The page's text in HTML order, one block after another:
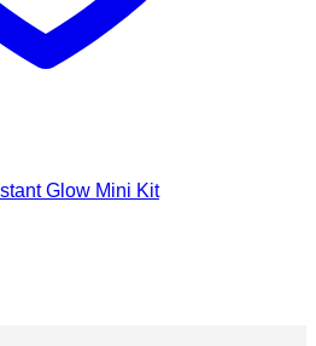
Glow Mini Kit